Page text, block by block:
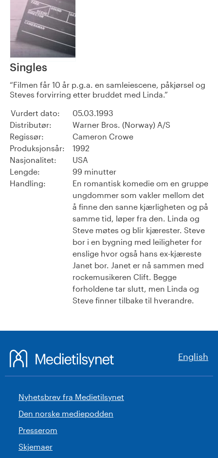
Singles
Filmen får 10 år p.g.a. en samleiescene, påkjørsel og
Steves forvirring etter bruddet med Linda.
Vurdert dato:
05.03.1993
Distributør:
Warner Bros. (Norway) A/S
Regissør:
Cameron Crowe
Produksjonsår:
1992
Nasjonalitet:
USA
Lengde:
99 minutter
Handling:
En romantisk komedie om en gruppe
ungdommer som vakler mellom det
å finne den sanne kjærligheten og på
samme tid, løper fra den. Linda og
Steve møtes og blir kjærester. Steve
bor i en bygning med leiligheter for
enslige hvor også hans ex-kjæreste
Janet bor. Janet er nå sammen med
rockemusikeren Clift. Begge
forholdene tar slutt, men Linda og
Steve finner tilbake til hverandre.
English
Nyhetsbrev fra Medietilsynet
Den norske mediepodden
Presserom
Skjemaer